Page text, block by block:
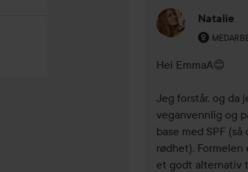
Natalie
Hei EmmaA😊
Jeg forstår, og da
veganvennlig og
base med SPF
rødhet). Formelen